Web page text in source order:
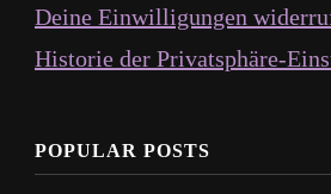
Deine Einwilligungen
Historie der Privatsphäre-
POPULAR POSTS